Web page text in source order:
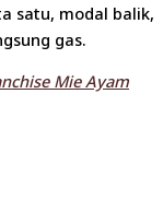
satu, modal balik,
gas.
Mie Ayam